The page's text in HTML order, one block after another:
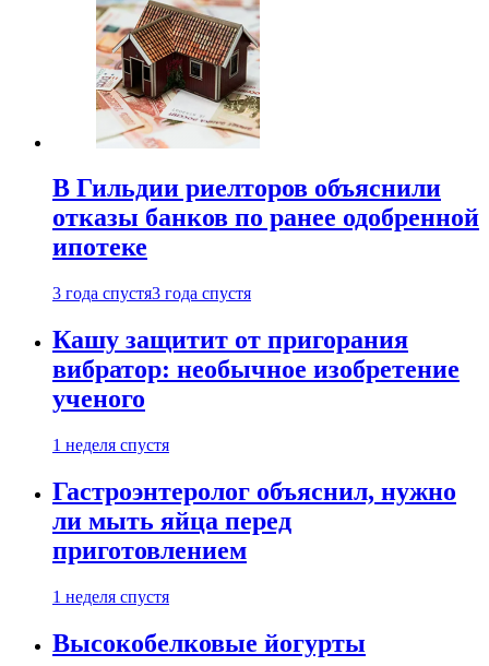
В Гильдии риелторов объяснили
отказы банков по ранее одобренной
ипотеке
3 года спустя3 года спустя
Кашу защитит от пригорания
вибратор: необычное изобретение
ученого
1 неделя спустя
Гастроэнтеролог объяснил, нужно
ли мыть яйца перед
приготовлением
1 неделя спустя
Высокобелковые йогурты